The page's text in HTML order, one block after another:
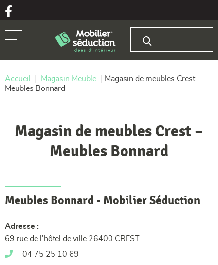
Aller au texte
Aller au menu
Accueil Magasin Meuble
Magasin de meubles Crest –
Meubles Bonnard
Magasin de meubles Crest –
Meubles Bonnard
Meubles Bonnard - Mobilier Séduction
Adresse :
69 rue de l'hôtel de ville 26400 CREST
04 75 25 10 69